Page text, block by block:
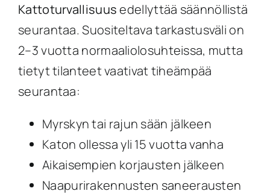
Kattoturvallisuusedellyttää säännöllistä
seurantaa. Suositeltava tarkastusväli on
2–3 vuotta normaaliolosuhteissa, mutta
tietyt tilanteet vaativat tiheämpää
seurantaa:
Myrskyn tai rajun sään jälkeen
Katon ollessa yli 15 vuotta vanha
Aikaisempien korjausten jälkeen
Naapurirakennusten saneerausten